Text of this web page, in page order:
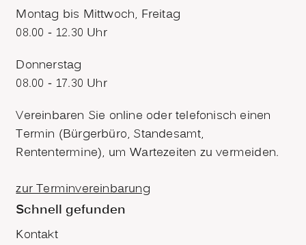
Montag bis Mittwoch, Freitag
08.00 - 12.30 Uhr
Donnerstag
08.00 - 17.30 Uhr
Vereinbaren Sie online oder telefonisch einen
Termin (Bürgerbüro, Standesamt,
Rententermine), um Wartezeiten zu vermeiden.
zur Terminvereinbarung
Schnell gefunden
Kontakt